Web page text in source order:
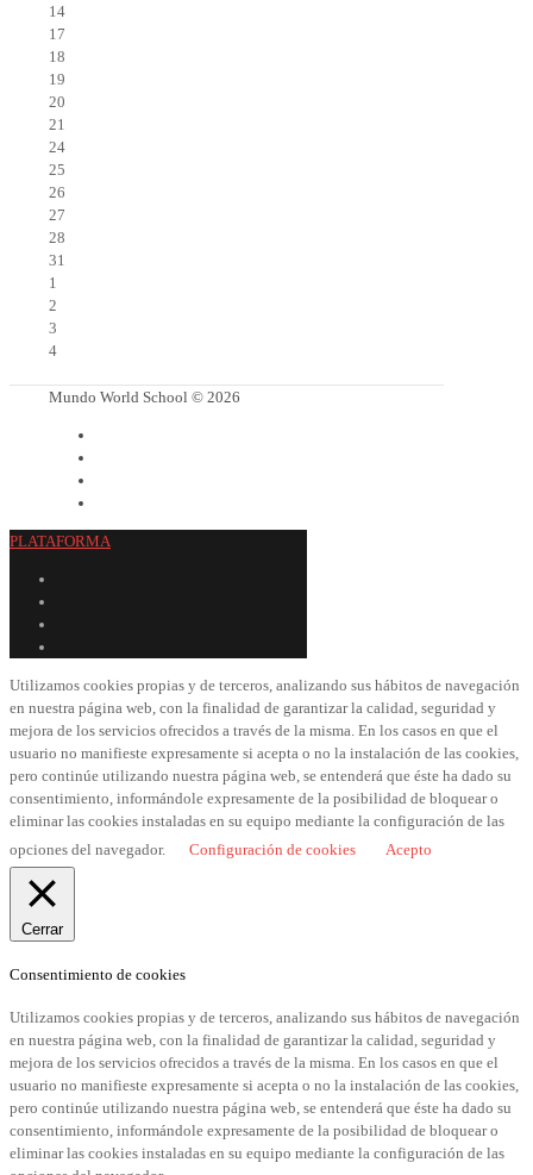
14
17
18
19
20
21
24
25
26
27
28
31
1
2
3
4
Mundo World School © 2026
PLATAFORMA
Utilizamos cookies propias y de terceros, analizando sus hábitos de navegación
en nuestra página web, con la finalidad de garantizar la calidad, seguridad y
mejora de los servicios ofrecidos a través de la misma. En los casos en que el
usuario no manifieste expresamente si acepta o no la instalación de las cookies,
pero continúe utilizando nuestra página web, se entenderá que éste ha dado su
consentimiento, informándole expresamente de la posibilidad de bloquear o
eliminar las cookies instaladas en su equipo mediante la configuración de las
opciones del navegador.
Configuración de cookies Acepto
Cerrar
Consentimiento de cookies
Utilizamos cookies propias y de terceros, analizando sus hábitos de navegación
en nuestra página web, con la finalidad de garantizar la calidad, seguridad y
mejora de los servicios ofrecidos a través de la misma. En los casos en que el
usuario no manifieste expresamente si acepta o no la instalación de las cookies,
pero continúe utilizando nuestra página web, se entenderá que éste ha dado su
consentimiento, informándole expresamente de la posibilidad de bloquear o
eliminar las cookies instaladas en su equipo mediante la configuración de las